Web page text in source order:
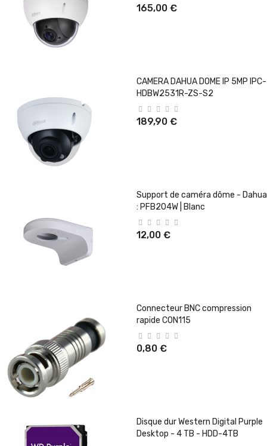
165,00 €
CAMERA DAHUA DOME IP 5MP IPC-
HDBW2531R-ZS-S2
189,90 €
Support de caméra dôme - Dahua
: PFB204W | Blanc
12,00 €
Connecteur BNC compression
rapide CON115
0,80 €
Disque dur Western Digital Purple
Desktop - 4 TB - HDD-4TB